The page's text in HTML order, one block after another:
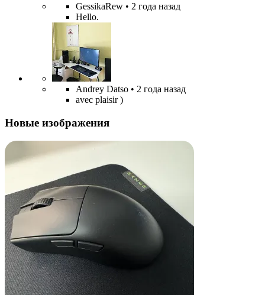
GessikaRew • 2 года назад
Hello.
Andrey Datso • 2 года назад
avec plaisir )
Новые изображения